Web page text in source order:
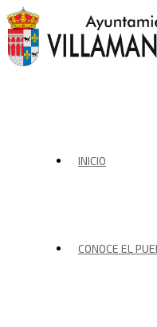
INICIO
CONOCE EL